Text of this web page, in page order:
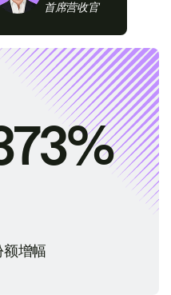
首席营收官
额增幅